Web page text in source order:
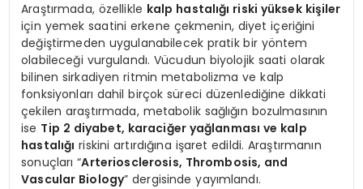
Araştırmada, özellikle kalp hastalığı riski yüksek kişiler
için yemek saatini erkene çekmenin, diyet içeriğini
değiştirmeden uygulanabilecek pratik bir yöntem
olabileceği vurgulandı. Vücudun biyolojik saati olarak
bilinen sirkadiyen ritmin metabolizma ve kalp
fonksiyonları dahil birçok süreci düzenlediğine dikkati
çekilen araştırmada, metabolik sağlığın bozulmasının
ise Tip 2 diyabet, karaciğer yağlanması ve kalp
hastalığı riskini artırdığına işaret edildi. Araştırmanın
sonuçları “Arteriosclerosis, Thrombosis, and
Vascular Biology” dergisinde yayımlandı.